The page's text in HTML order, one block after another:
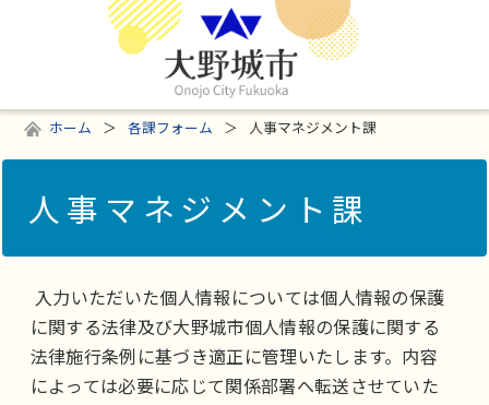
ホーム 各課フォーム 人事マネジメント課
人事マネジメント課
入力いただいた個人情報については個人情報の保護
に関する法律及び大野城市個人情報の保護に関する
法律施行条例に基づき適正に管理いたします。内容
によっては必要に応じて関係部署へ転送させていた